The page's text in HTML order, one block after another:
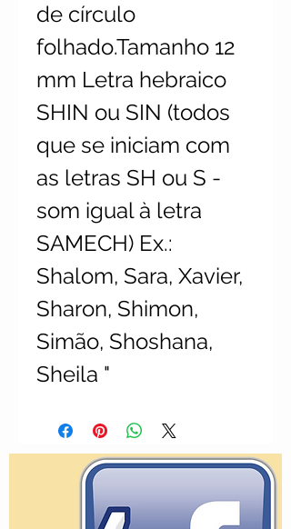
de círculo
folhado.Tamanho 12
mm Letra hebraico
SHIN ou SIN (todos
que se iniciam com
as letras SH ou S -
som igual à letra
SAMECH) Ex.:
Shalom, Sara, Xavier,
Sharon, Shimon,
Simão, Shoshana,
Sheila "